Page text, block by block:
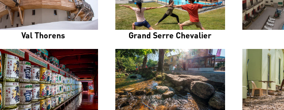
Val Thorens Grand Serre Chevalier